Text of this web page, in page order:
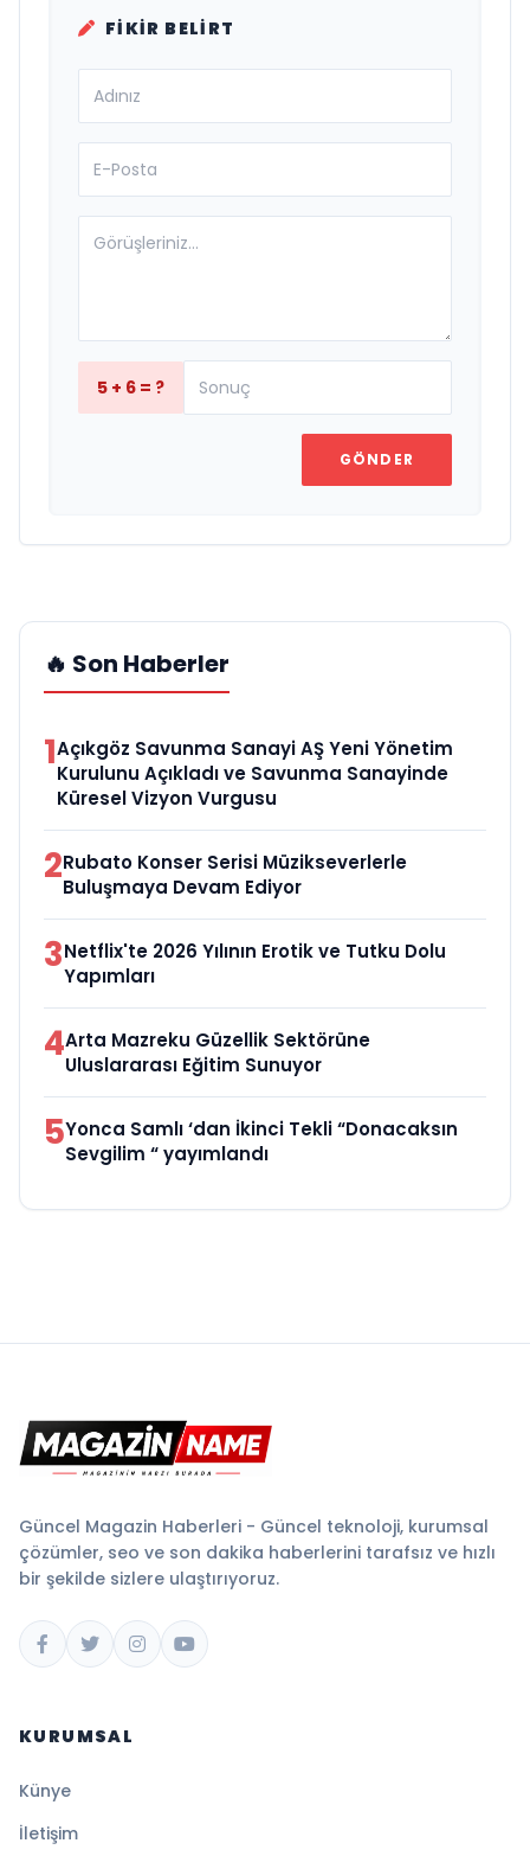
FIKIR BELIRT
5 + 6 = ?
GÖNDER
🔥 Son Haberler
1Açıkgöz Savunma Sanayi AŞ Yeni Yönetim
Kurulunu Açıkladı ve Savunma Sanayinde
Küresel Vizyon Vurgusu
2Rubato Konser Serisi Müzikseverlerle
Buluşmaya Devam Ediyor
3Netflix'te 2026 Yılının Erotik ve Tutku Dolu
Yapımları
4Arta Mazreku Güzellik Sektörüne
Uluslararası Eğitim Sunuyor
5Yonca Samlı ‘dan İkinci Tekli “Donacaksın
Sevgilim “ yayımlandı
Güncel Magazin Haberleri - Güncel teknoloji, kurumsal
çözümler, seo ve son dakika haberlerini tarafsız ve hızlı
bir şekilde sizlere ulaştırıyoruz.
KURUMSAL
Künye
İletişim